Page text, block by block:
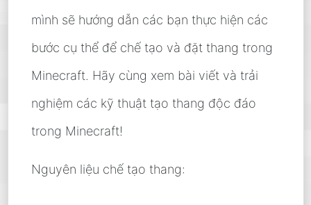
mình sẽ hướng dẫn các bạn thực hiện các
bước cụ thể để chế tạo và đặt thang trong
Minecraft. Hãy cùng xem bài viết và trải
nghiệm các kỹ thuật tạo thang độc đáo
trong Minecraft!
Nguyên liệu chế tạo thang: